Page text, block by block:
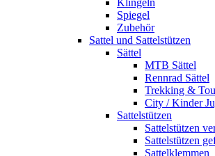
Klingeln
Spiegel
Zubehör
Sattel und Sattelstützen
Sättel
MTB Sättel
Rennrad Sättel
Trekking &
City / Kinder
Sattelstützen
Sattelstützen
Sattelstützen
Sattelklemmen